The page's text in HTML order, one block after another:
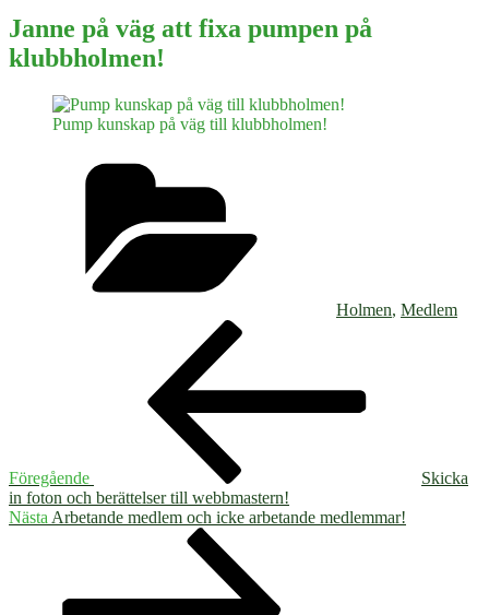
Janne på väg att fixa pumpen på
klubbholmen!
Pump kunskap på väg till klubbholmen!
Holmen, Medlem
Inläggsnavigering
Föregående
Skicka
in foton och berättelser till webbmastern!
Nästa
Nästa Arbetande medlem och icke arbetande medlemmar!